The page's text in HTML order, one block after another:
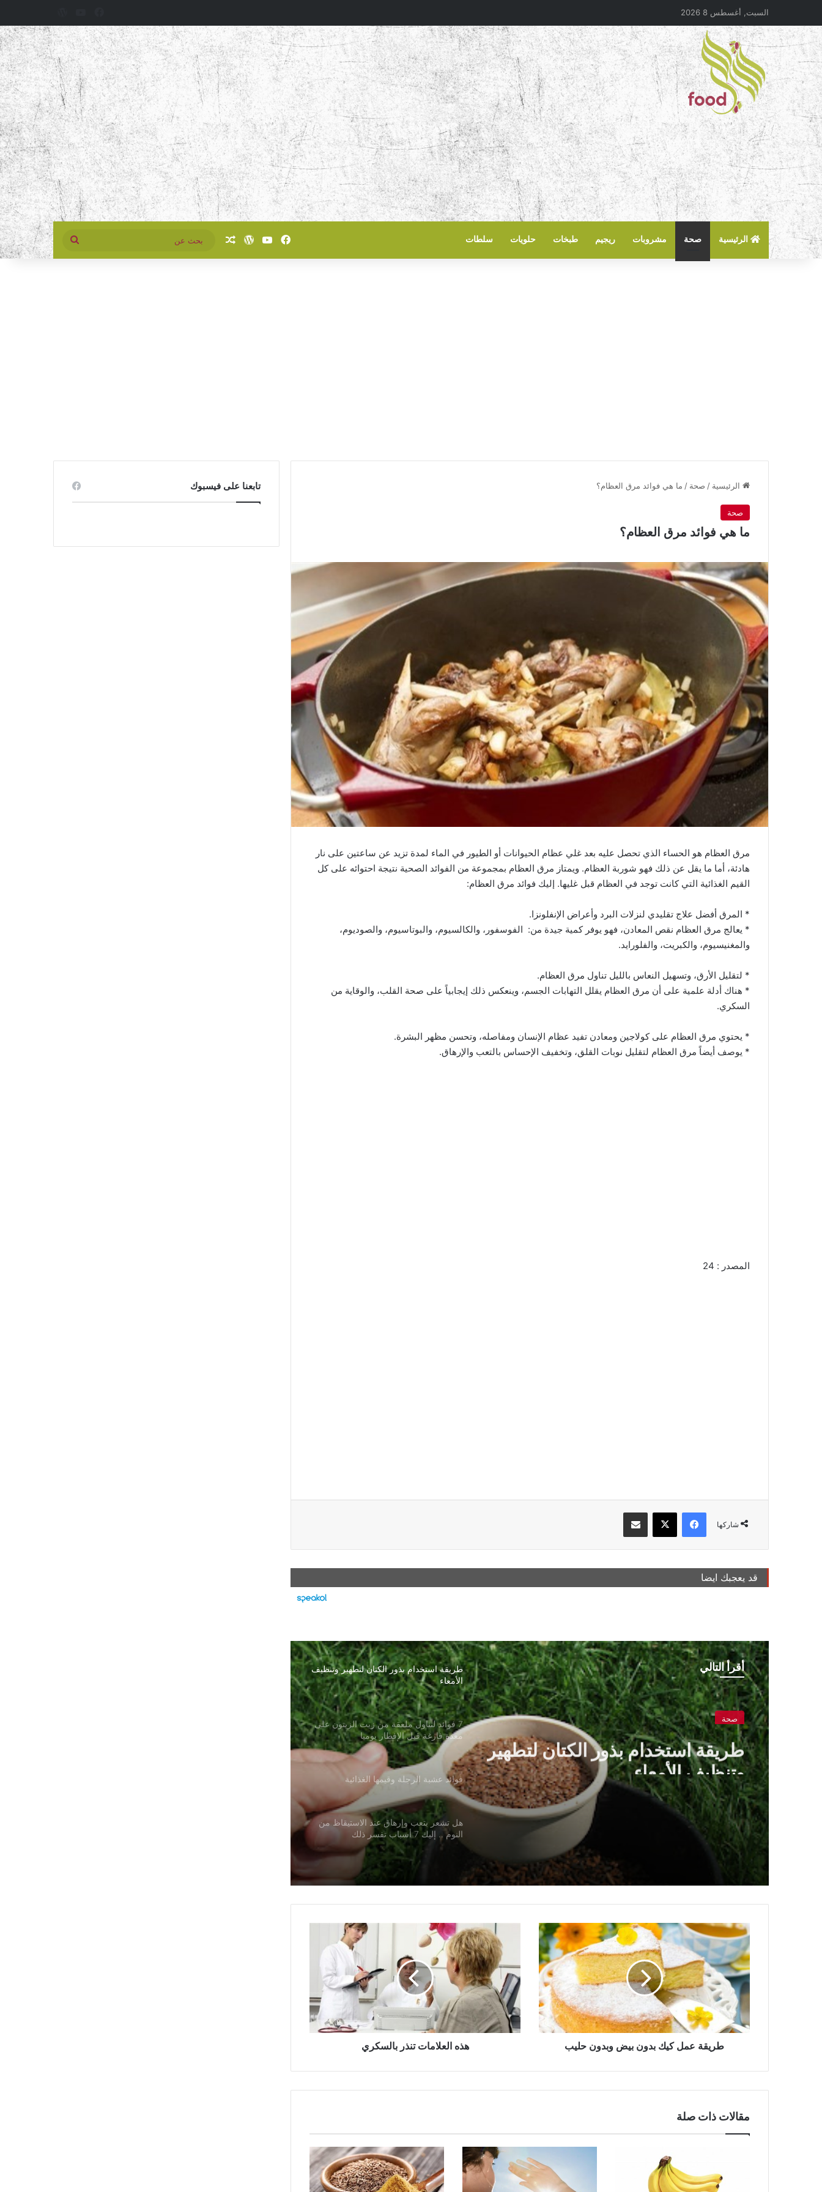
السبت, أغسطس 8 2026
الرئيسية صحة مشروبات ريجيم طبخات حلويات سلطات فيسبوك‫YouTube
‫WordPress
مقال عشوائي
بحث
عن
الرئيسية / صحة / ما هي فوائد مرق العظام؟
صحة
ما هي فوائد مرق العظام؟
مرق العظام هو الحساء الذي تحصل عليه بعد غلي عظام الحيوانات أو الطيور في الماء لمدة تزيد عن ساعتين على نار
هادئة، أما ما يقل عن ذلك فهو شوربة العظام. ويمتاز مرق العظام بمجموعة من الفوائد الصحية نتيجة احتوائه على كل
القيم الغذائية التي كانت توجد في العظام قبل غليها. إليك فوائد مرق العظام:
* المرق أفضل علاج تقليدي لنزلات البرد وأعراض الإنفلونزا.
* يعالج مرق العظام نقص المعادن، فهو يوفر كمية جيدة من: الفوسفور، والكالسيوم، والبوتاسيوم، والصوديوم،
والمغنيسيوم، والكبريت، والفلورايد.
* لتقليل الأرق، وتسهيل النعاس بالليل تناول مرق العظام.
* هناك أدلة علمية على أن مرق العظام يقلل التهابات الجسم، وينعكس ذلك إيجابياً على صحة القلب، والوقاية من
السكري.
* يحتوي مرق العظام على كولاجين ومعادن تفيد عظام الإنسان ومفاصله، وتحسن مظهر البشرة.
* يوصف أيضاً مرق العظام لتقليل نوبات القلق، وتخفيف الإحساس بالتعب والإرهاق.
المصدر : 24
شاركها
فيسبوك ‫X مشاركة عبر البريد
قد يعجبك ايضا
أقرأ التالي
صحة
طريقة استخدام بذور الكتان لتطهير
وتنظيف الأمعاء
طريقة استخدام بذور الكتان لتطهير وتنظيف
الأمعاء
7 فوائد لتناول ملعقة من زيت الزيتون على
معدة فارغة قبل الإفطار يوميا
فوائد عشبة الرجلة وقيمها الغذائية
هل تشعر بتعب وإرهاق عند الاستيقاظ من
النوم .. إليك 7 أسباب تفسر ذلك
طريقة
عمل
كيك
بدون
بيض
وبدون
حليب
طريقة عمل كيك بدون بيض وبدون حليب
العلامات
بالسكري
هذه العلامات تنذر بالسكري
مقالات ذات صلة
تابعنا على فيسبوك